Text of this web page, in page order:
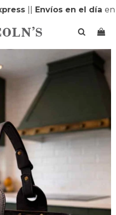
||Envíos en el díaen